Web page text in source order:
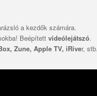
a kezdők számára.
Beépített videólejátszó.
Zune, Apple TV, iRiver, stb.